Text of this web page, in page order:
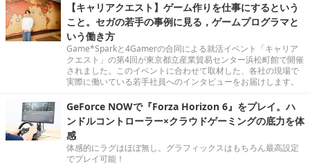
【キャリアクエスト】ゲーム作りを仕事にするという
こと。セガの若手の事例に見る，ゲームプログラマと
いう働き方
Game*Sparkと4Gamerの合同による就活イベント「キャリア
クエスト」の第4回が東京都立産業貿易センター浜松町館で開催
されました。このイベントに合わせて取材した、各社の現場で
実際に働いている若手社員へのインタビューをお届けします。
GeForce NOWで『Forza Horizon 6』をプレイ。ハ
ンドルコントローラー×クラウドゲーミングの底力を体
感
体感的にラグはほぼ無し。グラフィックスはもちろん最高設定
でプレイ可能！